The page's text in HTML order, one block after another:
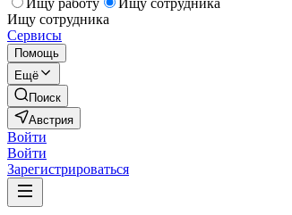
Ищу работу
Ищу сотрудника
Ищу сотрудника
Сервисы
Помощь
Ещё
Поиск
Австрия
Войти
Войти
Зарегистрироваться